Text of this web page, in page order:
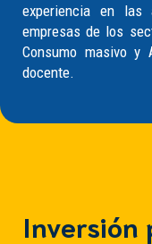
experiencia en las
empresas de los
Consumo masivo y
docente.
Inversión